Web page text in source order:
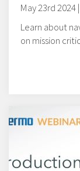
May 23rd 2024
Learn about
on mission